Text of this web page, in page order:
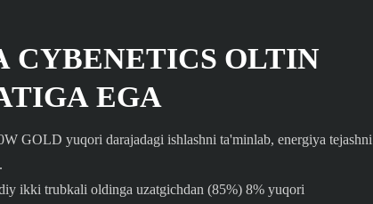
CYBENETICS OLTIN
EGA
GOLD yuqori darajadagi ishlashni ta'minlab, energiya tejashni
ikki trubkali oldinga uzatgichdan (85%) 8% yuqori